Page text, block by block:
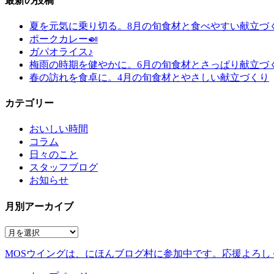
夏を元気に乗り切る。8月の旬食材と食べやすい献立づ
ポークカレー🍛
ガパオライス♪
梅雨の時期を健やかに。6月の旬食材とさっぱり献立づ
春の訪れを食卓に。4月の旬食材とやさしい献立づくり
カテゴリー
おいしい時間
コラム
日々のこと
スタッフブログ
お知らせ
月別アーカイブ
MOSウイングは、にほんブログ村に参加中です。 応援よろし